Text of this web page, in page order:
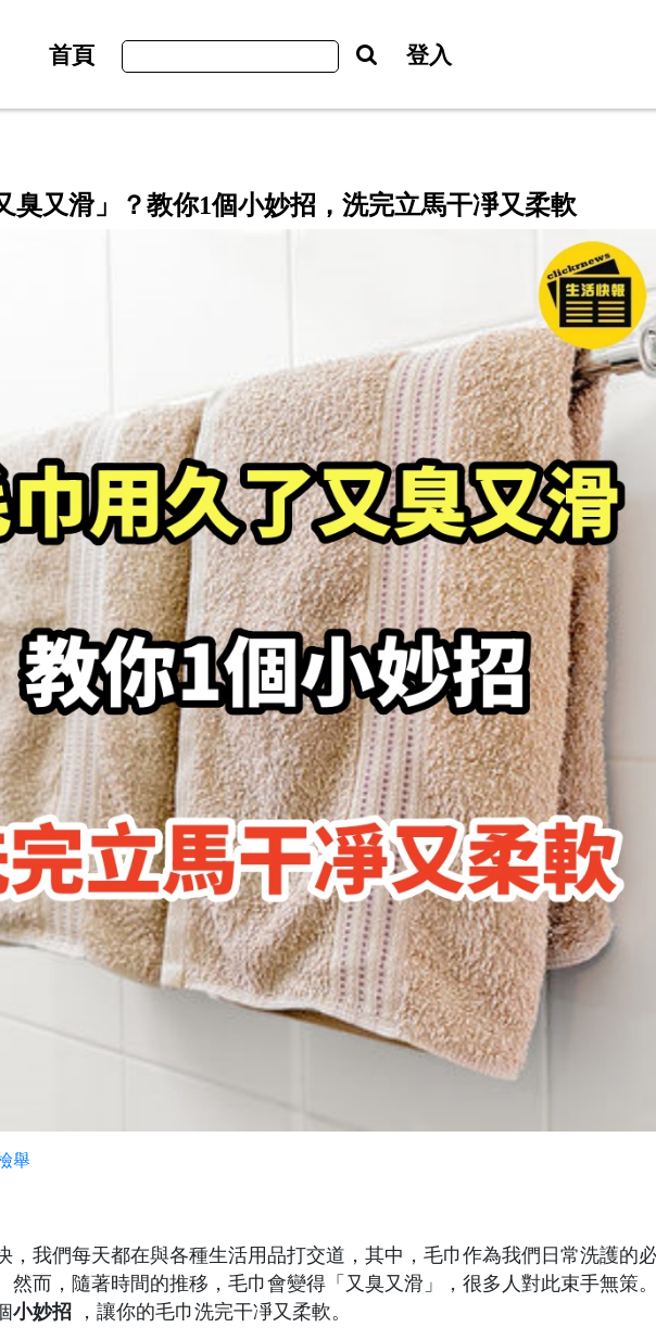
首頁 登入
臭又滑」？教你1個小妙招，洗完立馬干凈又柔軟
舉
，我們每天都在與各種生活用品打交道，其中，毛巾作為我們日常洗護的必
然而，隨著時間的推移，毛巾會變得「又臭又滑」，很多人對此束手無策。
小妙招 ，讓你的毛巾洗完干凈又柔軟。